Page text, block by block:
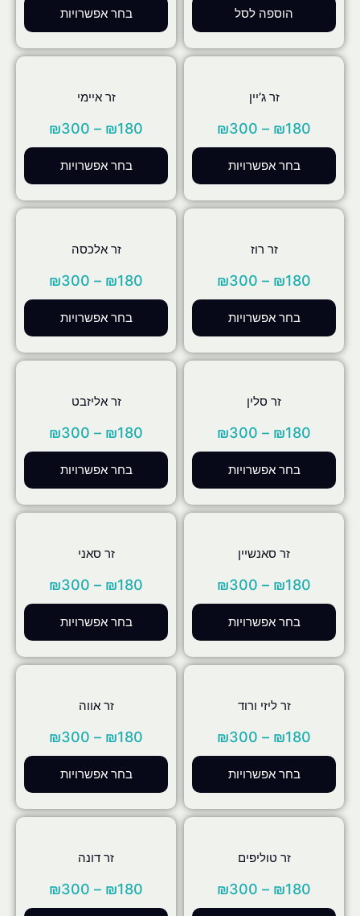
הוספה לסל בחר אפשרויות
זר ג’יין
₪180
–
₪300
בחר אפשרויות
זר איימי
₪180
–
₪300
בחר אפשרויות
זר רוז
₪180
–
₪300
בחר אפשרויות
זר אלכסה
₪180
–
₪300
בחר אפשרויות
זר סלין
₪180
–
₪300
בחר אפשרויות
זר אליזבט
₪180
–
₪300
בחר אפשרויות
זר סאנשיין
₪180
–
₪300
בחר אפשרויות
זר סאני
₪180
–
₪300
בחר אפשרויות
זר ליזי ורוד
₪180
–
₪300
בחר אפשרויות
זר אווה
₪180
–
₪300
בחר אפשרויות
זר טוליפים
₪180
–
₪300
זר דונה
₪180
–
₪300